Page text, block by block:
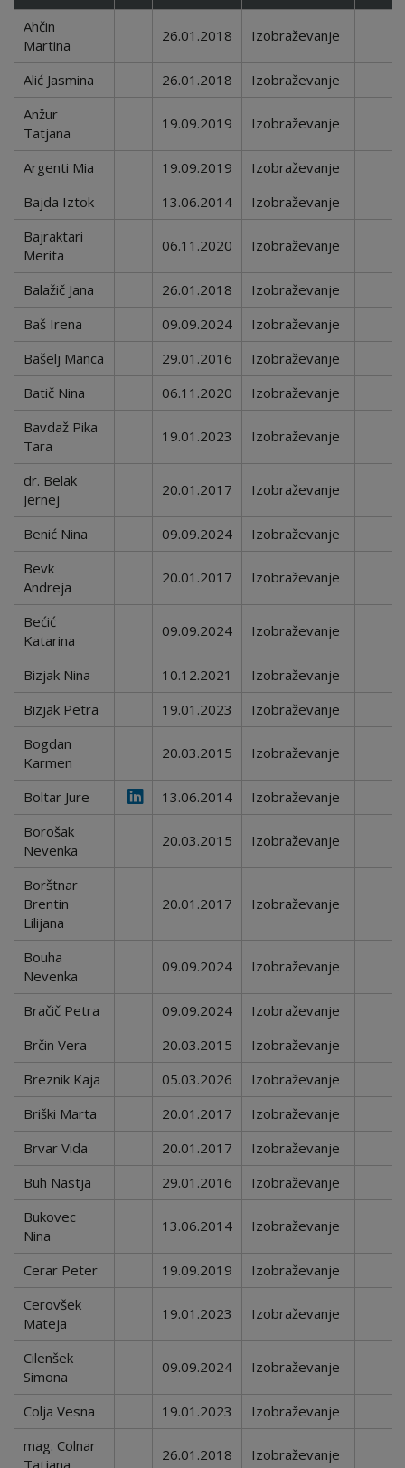
Ahčin
Martina
26.01.2018 Izobraževanje
Alić Jasmina 26.01.2018
Izobraževanje
Anžur
Tatjana
19.09.2019 Izobraževanje
Argenti Mia 19.09.2019
Izobraževanje
Bajda Iztok
13.06.2014
Izobraževanje
Bajraktari
Merita
06.11.2020 Izobraževanje
Balažič Jana 26.01.2018
Izobraževanje
Baš Irena
09.09.2024
Izobraževanje
Bašelj Manca
29.01.2016
Izobraževanje
Batič Nina
06.11.2020
Izobraževanje
Bavdaž Pika
Tara
19.01.2023 Izobraževanje
dr. Belak
Jernej
20.01.2017 Izobraževanje
Benić Nina 09.09.2024
Izobraževanje
Bevk
Andreja
20.01.2017 Izobraževanje
Bećić
Katarina
09.09.2024 Izobraževanje
Bizjak Nina 10.12.2021
Izobraževanje
Bizjak Petra
19.01.2023
Izobraževanje
Bogdan
Karmen
20.03.2015 Izobraževanje
Boltar Jure 13.06.2014
Izobraževanje
Borošak
Nevenka
20.03.2015 Izobraževanje
Borštnar
Brentin
Lilijana
20.01.2017 Izobraževanje
Bouha
Nevenka
09.09.2024 Izobraževanje
Bračič Petra 09.09.2024
Izobraževanje
Brčin Vera
20.03.2015
Izobraževanje
Breznik Kaja
05.03.2026
Izobraževanje
Briški Marta
20.01.2017
Izobraževanje
Brvar Vida
20.01.2017
Izobraževanje
Buh Nastja
29.01.2016
Izobraževanje
Bukovec
Nina
13.06.2014 Izobraževanje
Cerar Peter 19.09.2019
Izobraževanje
Cerovšek
Mateja
19.01.2023 Izobraževanje
Cilenšek
Simona
09.09.2024 Izobraževanje
Colja Vesna 19.01.2023
Izobraževanje
mag. Colnar
Tatjana
26.01.2018 Izobraževanje